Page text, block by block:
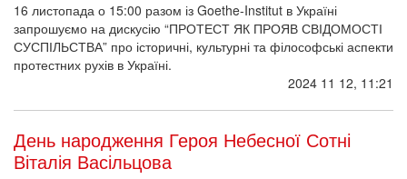
16 листопада о 15:00 разом із Goethe-Institut в Україні
запрошуємо на дискусію “ПРОТЕСТ ЯК ПРОЯВ СВІДОМОСТІ
СУСПІЛЬСТВА” про історичні, культурні та філософські аспекти
протестних рухів в Україні.
2024 11 12, 11:21
День народження Героя Небесної Сотні
Віталія Васільцова